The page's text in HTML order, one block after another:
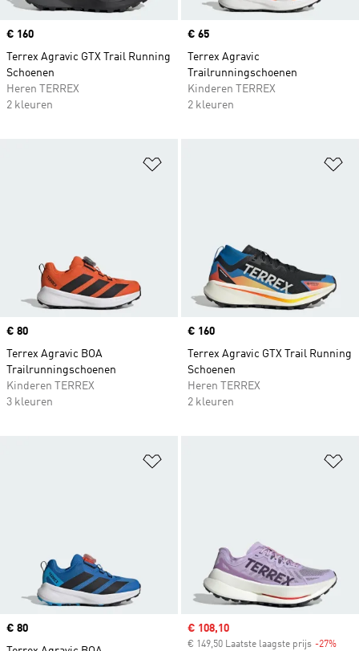
Price
€ 160
Terrex Agravic GTX Trail Running
Schoenen
Heren TERREX
2 kleuren
Price
€ 65
Terrex Agravic
Trailrunningschoenen
Kinderen TERREX
2 kleuren
Price
€ 80
Terrex Agravic BOA
Trailrunningschoenen
Kinderen TERREX
3 kleuren
Price
€ 160
Terrex Agravic GTX Trail Running
Schoenen
Heren TERREX
2 kleuren
Price
€ 80
Sale price
€ 108,10
€ 149,50 Laatste laagste prijs -27%